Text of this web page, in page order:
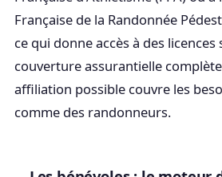
Française de la Randonnée
ce qui donne accès à des licences
couverture assurantielle
affiliation possible couvre les
comme des randonneurs.